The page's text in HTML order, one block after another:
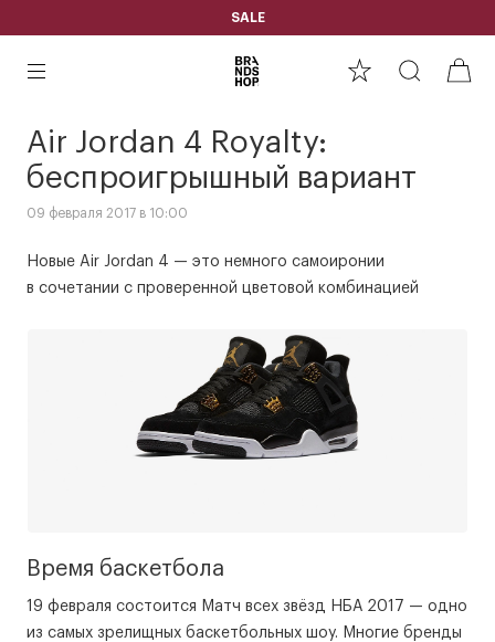
SALE
Air Jordan 4 Royalty:
беспроигрышный вариант
09 февраля 2017 в 10:00
Новые Air Jordan 4 — это немного самоиронии
в сочетании с проверенной цветовой комбинацией
Время баскетбола
19 февраля состоится Матч всех звёзд НБА 2017 — одно
из самых зрелищных баскетбольных шоу. Многие бренды